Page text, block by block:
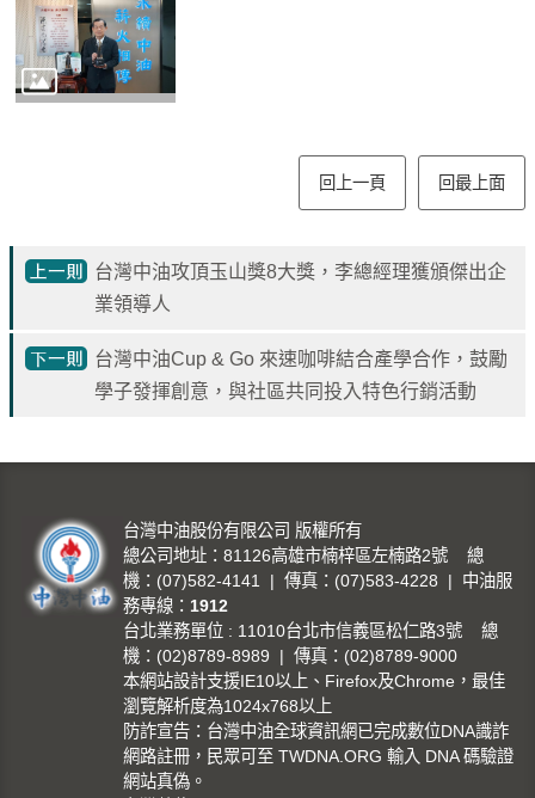
政
府
網
站
告
私
全
政
回上一頁 回最上面
台灣中油攻頂玉山獎8大獎，李總經理獲頒傑出企
業領導人
台灣中油Cup & Go 來速咖啡結合產學合作，鼓勵
學子發揮創意，與社區共同投入特色行銷活動
台灣中油股份有限公司 版權所有
總公司地址：81126高雄市楠梓區左楠路2號 總
機：(07)582-4141 | 傳真：(07)583-4228 | 中油服
務專線： 1912
台北業務單位 : 11010台北市信義區松仁路3號 總
機：(02)8789-8989 | 傳真：(02)8789-9000
本網站設計支援IE10以上、Firefox及Chrome，最佳
瀏覽解析度為1024x768以上
防詐宣告：台灣中油全球資訊網已完成數位DNA識詐
網路註冊，民眾可至 TWDNA.ORG 輸入 DNA 碼驗證
網站真偽。